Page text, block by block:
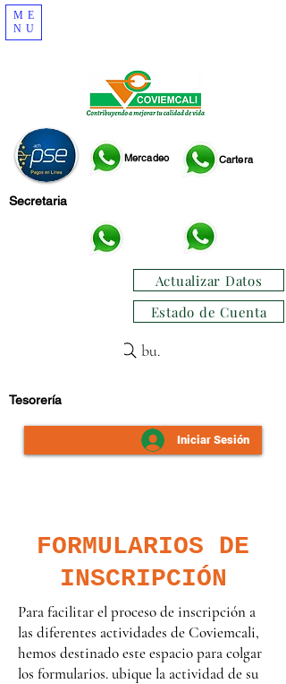
ME
NU
Cartera
Actualizar Datos
Estado de Cuenta
Mercadeo
Secretaria
buscar
Tesorería
Iniciar Sesión
FORMULARIOS DE
INSCRIPCIÓN
Para facilitar el proceso de inscripción a
las diferentes actividades de Coviemcali,
hemos destinado este espacio para colgar
los formularios. ubique la actividad de su